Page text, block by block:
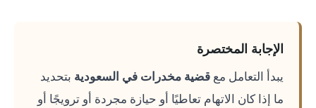
الإجابة المختصرة
يبدأ التعامل مع قضية مخدرات في السعودية بتحديد
ما إذا كان الاتهام تعاطيًا أو حيازة مجردة أو ترويجًا أو